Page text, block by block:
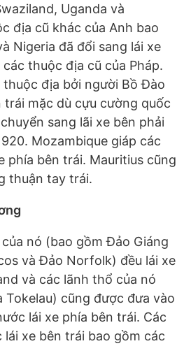
Uganda và
địa cũ khác của Anh bao
Nigeria đã đổi sang lái xe
thuộc địa cũ của Pháp.
thuộc địa bởi người Bồ Đào
trái mặc dù cựu cường quốc
sang lãi xe bên phải
Mozambique giáp các
phía bên trái. Mauritius cũng
thuận tay trái.
nó (bao gồm Đảo Giáng
và Đảo Norfolk) đều lái xe
và các lãnh thổ của nó
Tokelau) cũng được đưa vào
lái xe phía bên trái. Các
xe bên trái bao gồm các